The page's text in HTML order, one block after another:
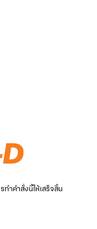
ำคำสั่งนี้ให้เสร็จสิ้น